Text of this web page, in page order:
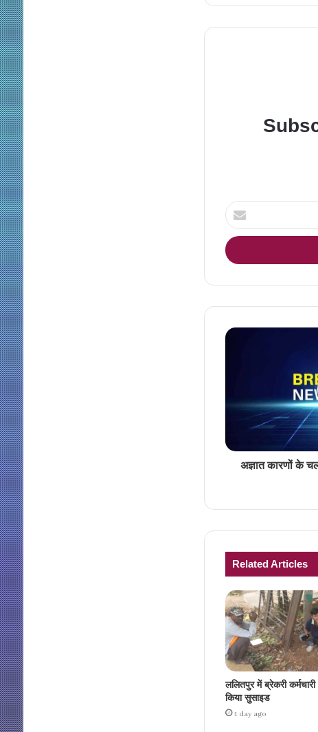
Enter
your
Email
address
अज्ञात कारणों के
Related Articles
ललितपुर में ब्रेकरी
किया सुसाइड
1 day ago